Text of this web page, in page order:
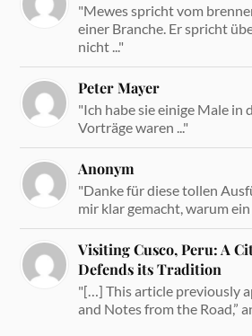
"Mewes spricht vom
einer Branche. Er spricht
nicht ..."
Peter Mayer
"Ich habe sie einige Male in
Vorträge waren ..."
Anonym
"Danke für diese tollen
mir klar gemacht, warum ein
Visiting Cusco, Peru: A
Defends its Tradition
"[…] This article previously
and Notes from the Road,”